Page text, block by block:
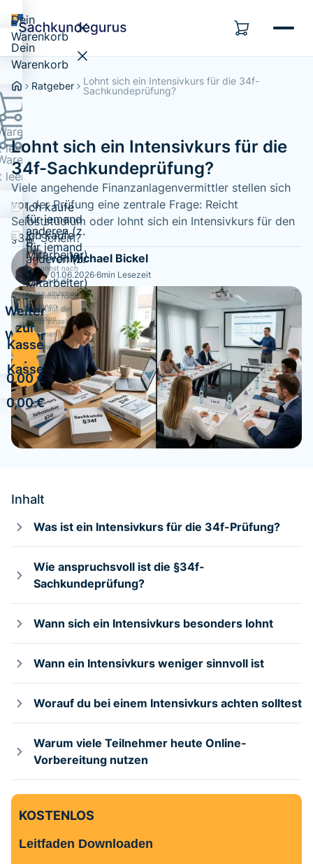
Dein
Warenkorb
leer...
Ich kaufe
für jemand
anderen (z.
B.
Mitarbeiter)
Du kannst nach
dem Kauf die
Kurse einzelnen
Personen
zuweisen.
Weiter
zur
Kasse
·
0,00 €
Dein
Warenkorb
leer...
Ich kaufe
für jemand
anderen (z.
B.
Mitarbeiter)
Du kannst nach
dem Kauf die
Kurse einzelnen
Personen
zuweisen.
Weiter
zur
Kasse
·
0,00 €
Ratgeber
Lohnt sich ein Intensivkurs für die 34f-
Sachkundeprüfung?
Lohnt sich ein Intensivkurs für die
34f-Sachkundeprüfung?
Viele angehende Finanzanlagenvermittler stellen sich
vor der Prüfung eine zentrale Frage: Reicht
Selbststudium oder lohnt sich ein Intensivkurs für den
§34f-Schein?
vonMichael Bickel
01.06.2026·6min Lesezeit
Inhalt
Was ist ein Intensivkurs für die 34f-Prüfung?
Wie anspruchsvoll ist die §34f-
Sachkundeprüfung?
Wann sich ein Intensivkurs besonders lohnt
Wann ein Intensivkurs weniger sinnvoll ist
Worauf du bei einem Intensivkurs achten solltest
Warum viele Teilnehmer heute Online-
Vorbereitung nutzen
KOSTENLOS
Leitfaden Downloaden